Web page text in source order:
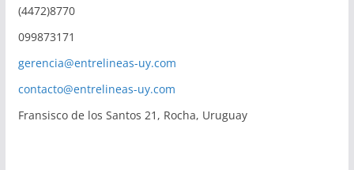
(4472)8770
099873171
gerencia@entrelineas-uy.com
contacto@entrelineas-uy.com
Fransisco de los Santos 21, Rocha, Uruguay